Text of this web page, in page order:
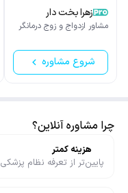
زهرا بخت دار
مشاور ازدواج و زوج درمانگر
شروع مشاوره
چرا مشاوره آنلاین؟
هزینه کمتر
پایین‌تر از تعرفه نظام پزشکی